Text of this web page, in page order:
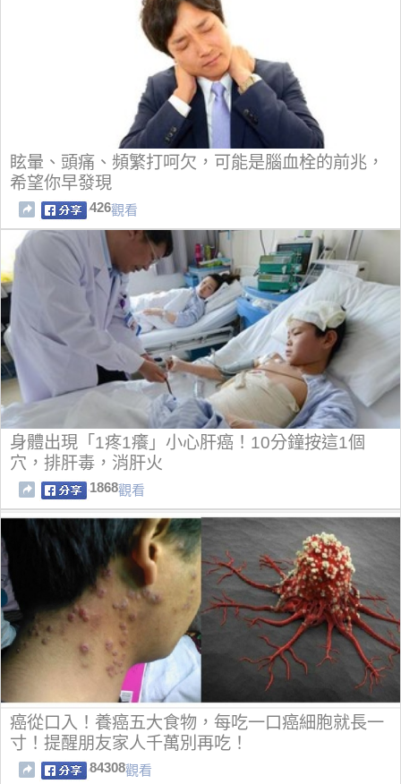
眩暈、頭痛、頻繁打呵欠，可能是腦血栓的前兆，
希望你早發現
426觀看
身體出現「1疼1癢」小心肝癌！10分鐘按這1個
穴，排肝毒，消肝火
1868觀看
癌從口入！養癌五大食物，每吃一口癌細胞就長一
寸！提醒朋友家人千萬別再吃！
84308觀看